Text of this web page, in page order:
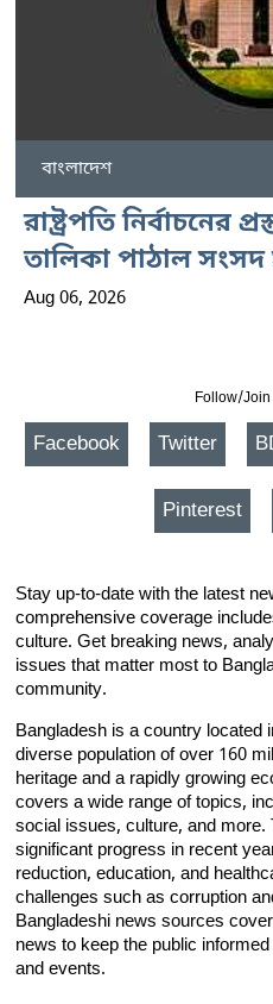
বাংলাদেশ
রাষ্ট্রপতি নির্বাচনের
তালিকা পাঠাল
Aug 06, 2026
Follow/
Facebook Twitter
Pinterest
Stay up-to-date with the latest
comprehensive coverage
culture. Get breaking news,
issues that matter most to
community.
Bangladesh is a country located
diverse population of over 160
heritage and a rapidly growing
covers a wide range of topics,
social issues, culture, and
significant progress in recent
reduction, education, and
challenges such as corruption
Bangladeshi news sources
news to keep the public
and events.